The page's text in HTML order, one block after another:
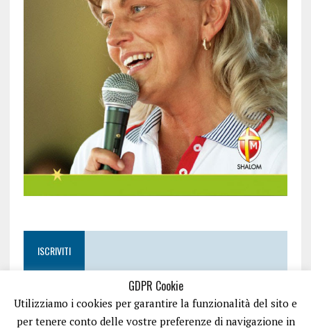
ISCRIVITI
GDPR Cookie
Utilizziamo i cookies per garantire la funzionalità del sito e
per tenere conto delle vostre preferenze di navigazione in